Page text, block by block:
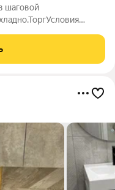
шаговой
оплаты